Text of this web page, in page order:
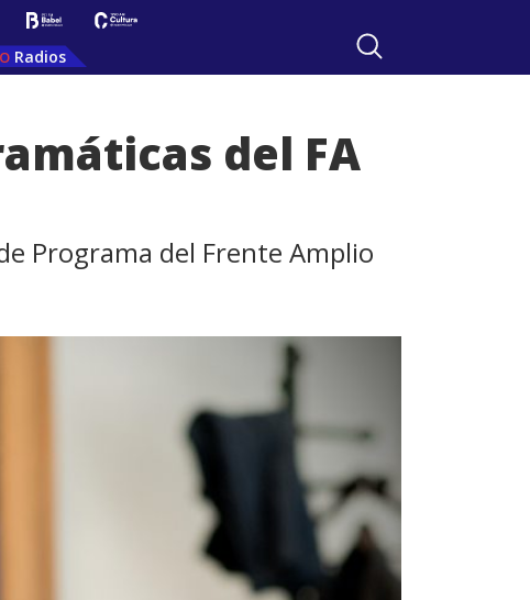
Radios
del FA
Programa del Frente Amplio